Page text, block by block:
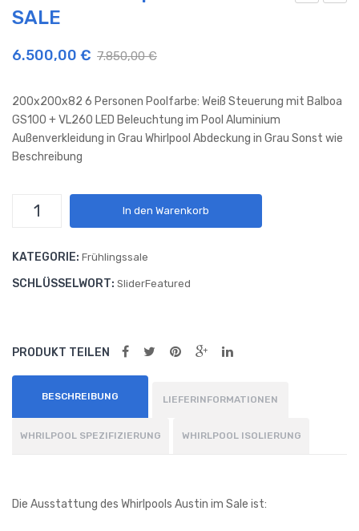
ol
ol
SALE
7.850,00€
6.500,00 €
200x200x82 6 Personen Poolfarbe: Weiß Steuerung mit Balboa
GS100 + VL260 LED Beleuchtung im Pool Aluminium
Außenverkleidung in Grau Whirlpool Abdeckung in Grau Sonst wie
Beschreibung
Outdoor
SALE
Menge
In den Warenkorb
KATEGORIE: Frühlingssale
SCHLÜSSELWORT: SliderFeatured
PRODUKT TEILEN
BESCHREIBUNG LIEFERINFORMATIONEN
WHRILPOOL SPEZIFIZIERUNG WHIRLPOOL ISOLIERUNG
Die Ausstattung des Whirlpools Austin im Sale ist: